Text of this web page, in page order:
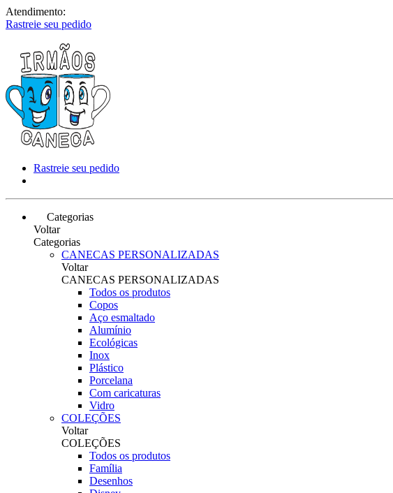
Atendimento:
Rastreie seu pedido
Rastreie seu pedido
Categorias
Voltar
Categorias
CANECAS PERSONALIZADAS
Voltar
CANECAS PERSONALIZADAS
Todos os produtos
Copos
Aço esmaltado
Alumínio
Ecológicas
Inox
Plástico
Porcelana
Com caricaturas
Vidro
COLEÇÕES
Voltar
COLEÇÕES
Todos os produtos
Família
Desenhos